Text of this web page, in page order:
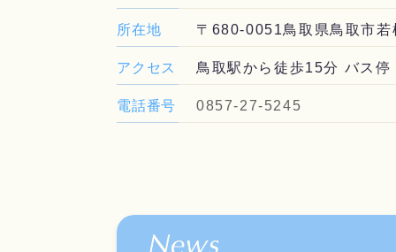
所在地 〒680-0051鳥取県鳥取市
アクセス 鳥取駅から徒歩15分 バス
電話番号 0857-27-5245